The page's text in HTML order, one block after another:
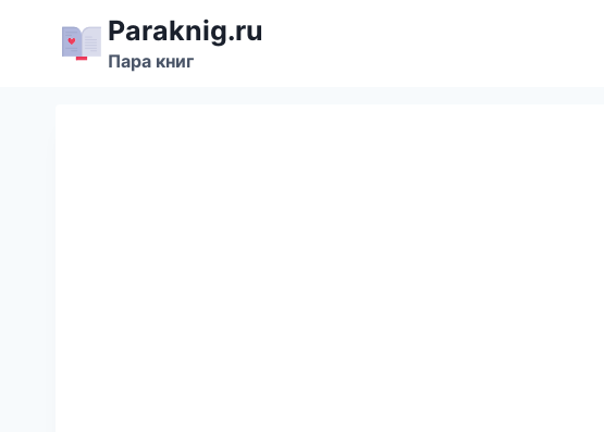
содержимому
Paraknig.ru
Пара книг